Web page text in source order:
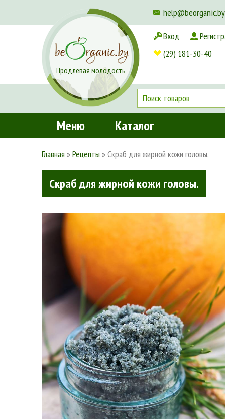
help@beorganic.by
Доставка и оплата
Продлевая молодость
Вход
(29) 181-30-40
Меню Каталог
Главная »Рецепты »Скраб для жирной кожи головы.
Скраб для жирной кожи головы.